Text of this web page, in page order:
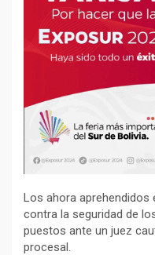
Los ahora
contra la seguridad de
puestos ante un juez
procesal.